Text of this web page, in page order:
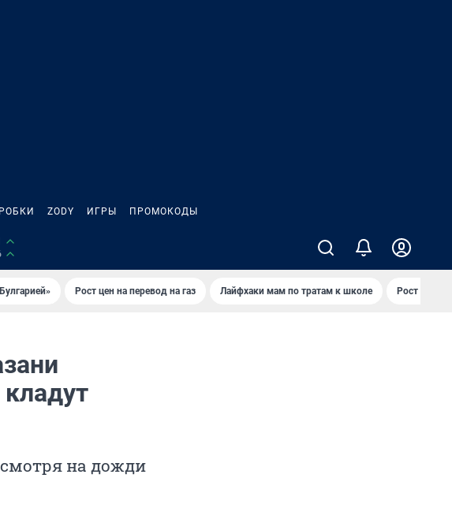
ZODY ИГРЫ ПРОМОКОДЫ
Рост цен на перевод на газ Лайфхаки мам по тратам к школе Рост цен на
на дожди